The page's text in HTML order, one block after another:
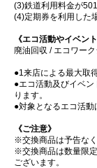
(3)鉄道利用料金が
(4)定期券を利用した
《エコ活動やイベン
廃油回収 / エコワー
●1来店による最大取
●エコ活動及びイベ
ります。
●対象となるエコ活動
《ご注意》
※交換商品は予告な
※交換商品は数量限
ございます。